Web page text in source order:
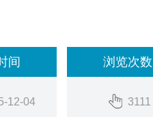
间
12-04
浏览次数
3111